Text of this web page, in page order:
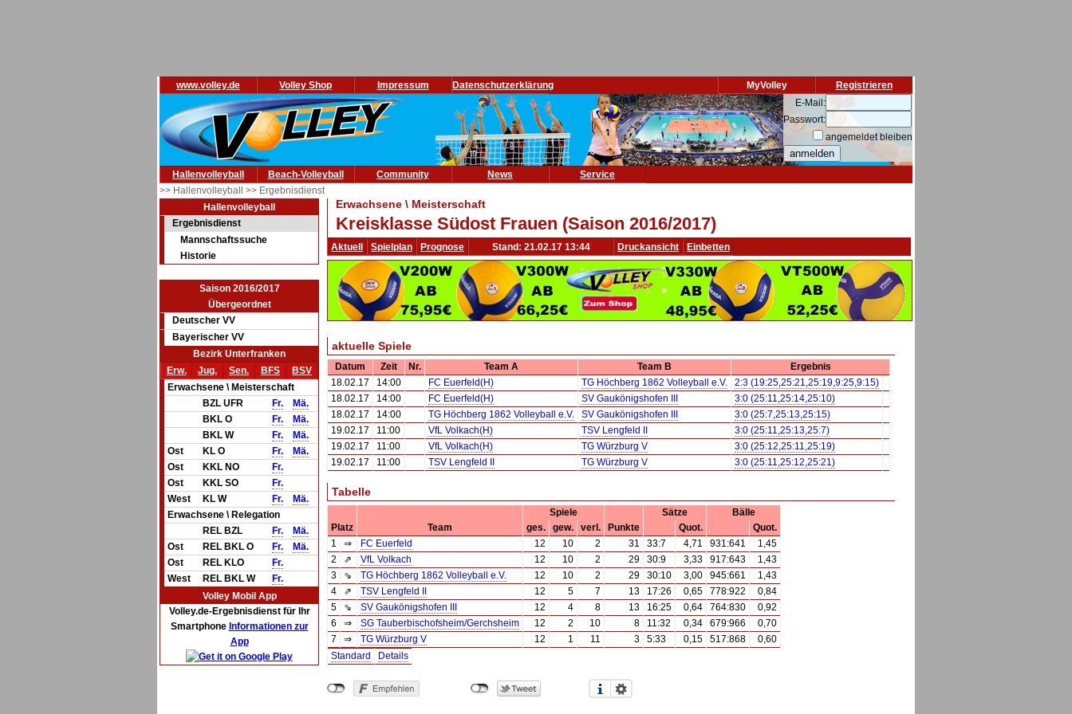
www.volley.de Volley Shop Impressum Datenschutzerklärung Registrieren
MyVolley
E-Mail:
Passwort:
angemeldet bleiben
Hallenvolleyball Beach-Volleyball Community News
Service
>> Hallenvolleyball >> Ergebnisdienst
Hallenvolleyball
Ergebnisdienst
Mannschaftssuche
Historie
Saison 2016/2017
Übergeordnet
Deutscher VV
Bayerischer VV
Bezirk Unterfranken
Erw.
Jug. Sen. BFS
BSV
Erwachsene \ Meisterschaft
BZL UFR
Fr.
Mä.
BKL O
Fr.
Mä.
BKL W
Fr.
Mä.
Ost
KL O Fr.
Mä.
Ost
KKL NO
Fr.
Ost
KKL SO
Fr.
West
KL W Fr.
Mä.
Erwachsene \ Relegation
REL BZL
Fr.
Mä.
Ost
REL BKL O Fr.
Mä.
Ost
REL KLO
Fr.
West
REL BKL W
Fr.
Volley Mobil App
Volley.de-Ergebnisdienst für Ihr
Smartphone Informationen zur
App
Erwachsene \ Meisterschaft
Kreisklasse Südost Frauen (Saison 2016/2017)
Aktuell Spielplan Prognose Stand: 21.02.17 13:44 Druckansicht Einbetten
aktuelle Spiele
Datum Zeit Nr. Team A Team B
Ergebnis
18.02.17
14:00 FC Euerfeld(H) TG Höchberg 1862 Volleyball e.V.
2:3 (19:25,25:21,25:19,9:25,9:15)
18.02.17
14:00 FC Euerfeld(H) SV Gaukönigshofen III
3:0 (25:11,25:14,25:10)
18.02.17
14:00 TG Höchberg 1862 Volleyball e.V. SV Gaukönigshofen III
3:0 (25:7,25:13,25:15)
19.02.17
11:00 VfL Volkach(H) TSV Lengfeld II
3:0 (25:11,25:13,25:7)
19.02.17
11:00 VfL Volkach(H) TG Würzburg V
3:0 (25:12,25:11,25:19)
19.02.17
11:00 TSV Lengfeld II TG Würzburg V 3:0 (25:11,25:12,25:21)
Tabelle
Spiele Sätze
Bälle
Platz
Team ges. gew. verl. Punkte Quot.
Quot.
1
⇒ FC Euerfeld 12 10 2 31 33:7 4,71 931:641
1,45
2
⇗ VfL Volkach 12 10 2 29 30:9 3,33 917:643
1,43
3
⇘ TG Höchberg 1862 Volleyball e.V. 12 10 2 29 30:10 3,00 945:661
1,43
4
⇗ TSV Lengfeld II 12 5 7 13 17:26 0,65 778:922
0,84
5
⇘ SV Gaukönigshofen III 12 4 8 13 16:25 0,64 764:830
0,92
6
⇒ SG Tauberbischofsheim/Gerchsheim 12 2 10 8 11:32 0,34 679:966
0,70
7
⇒ TG Würzburg V 12 1 11 3 5:33 0,15 517:868
0,60
Standard
Details